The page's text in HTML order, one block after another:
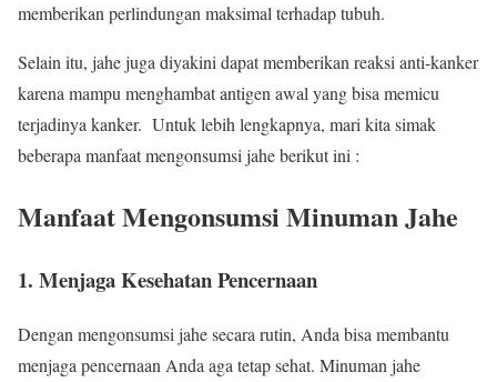
memberikan perlindungan maksimal terhadap tubuh.
Selain itu, jahe juga diyakini dapat memberikan reaksi anti-kanker
karena mampu menghambat antigen awal yang bisa memicu
terjadinya kanker. Untuk lebih lengkapnya, mari kita simak
beberapa manfaat mengonsumsi jahe berikut ini :
Manfaat Mengonsumsi Minuman Jahe
1. Menjaga Kesehatan Pencernaan
Dengan mengonsumsi jahe secara rutin, Anda bisa membantu
menjaga pencernaan Anda aga tetap sehat. Minuman jahe